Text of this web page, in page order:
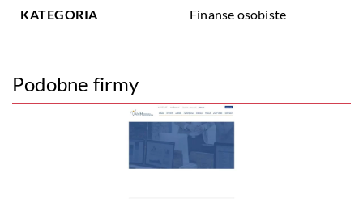
KATEGORIA Finanse osobiste
Podobne firmy